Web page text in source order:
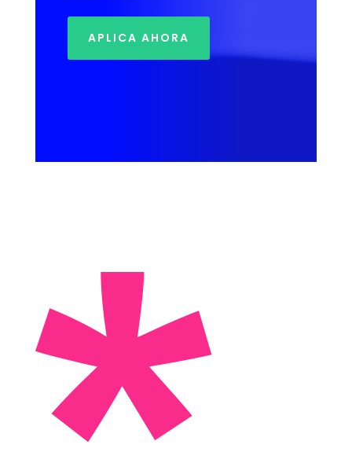
APLICA AHORA